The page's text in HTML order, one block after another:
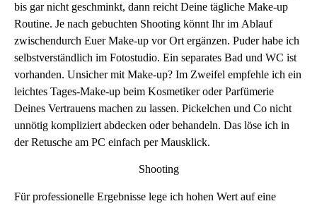
bis gar nicht geschminkt, dann reicht Deine tägliche Make-up
Routine. Je nach gebuchten Shooting könnt Ihr im Ablauf
zwischendurch Euer Make-up vor Ort ergänzen. Puder habe ich
selbstverständlich im Fotostudio. Ein separates Bad und WC ist
vorhanden. Unsicher mit Make-up? Im Zweifel empfehle ich ein
leichtes Tages-Make-up beim Kosmetiker oder Parfümerie
Deines Vertrauens machen zu lassen. Pickelchen und Co nicht
unnötig kompliziert abdecken oder behandeln. Das löse ich in
der Retusche am PC einfach per Mausklick.
Shooting
Für professionelle Ergebnisse lege ich hohen Wert auf eine